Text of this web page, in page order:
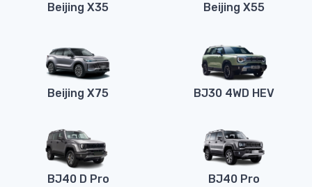
Beijing X35 Beijing X55
Beijing X75 BJ30 4WD HEV
BJ40 D Pro BJ40 Pro